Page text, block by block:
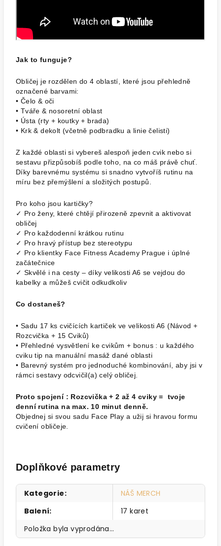
Jak to funguje?
Obličej je rozdělen do 4 oblastí, které jsou přehledně
označené barvami:
• Čelo & oči
• Tváře & nosoretní oblast
• Ústa (rty + koutky + brada)
• Krk & dekolt (včetně podbradku a linie čelisti)
Z každé oblasti si vybereš alespoň jeden cvik nebo si
sestavu přizpůsobíš podle toho, na co máš právě chuť.
Díky barevnému systému si snadno vytvoříš rutinu na
míru bez přemýšlení a složitých postupů.
Pro koho jsou kartičky?
✓ Pro ženy, které chtějí přirozeně zpevnit a aktivovat
obličej
✓ Pro každodenní krátkou rutinu
✓ Pro hravý přístup bez stereotypu
✓ Pro klientky Face Fitness Academy Prague i úplné
začátečnice
✓ Skvělé i na cesty – díky velikosti A6 se vejdou do
kabelky a můžeš cvičit odkudkoliv
Co dostaneš?
• Sadu 17 ks cvičících kartiček ve velikosti A6 (Návod +
Rozcvička + 15 Cviků)
• Přehledné vysvětlení ke cvikům + bonus : u každého
cviku tip na manuální masáž dané oblasti
• Barevný systém pro jednoduché kombinování, aby jsi v
rámci sestavy odcvičil(a) celý obličej.
Proto spojení : Rozcvička + 2 až 4 cviky = tvoje
denní rutina na max. 10 minut denně.
Objednej si svou sadu Face Play a užij si hravou formu
cvičení obličeje.
Doplňkové parametry
Kategorie:
NÁŠ MERCH
Balení:
17 karet
Položka byla vyprodána…